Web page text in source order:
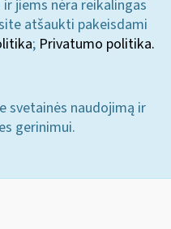
jiems nėra reikalingas
atšaukti pakeisdami
; Privatumo politika.
svetainės naudojimą ir
gerinimui.